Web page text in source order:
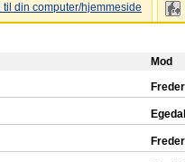
til din computer/hjemmeside
Mod